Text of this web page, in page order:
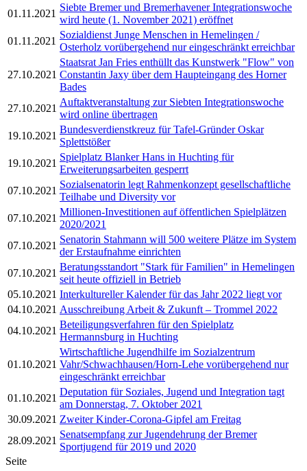
01.11.2021
Siebte Bremer und Bremerhavener Integrationswoche
wird heute (1. November 2021) eröffnet
01.11.2021
Sozialdienst Junge Menschen in Hemelingen /
Osterholz vorübergehend nur eingeschränkt erreichbar
27.10.2021
Staatsrat Jan Fries enthüllt das Kunstwerk "Flow" von
Constantin Jaxy über dem Haupteingang des Horner
Bades
27.10.2021
Auftaktveranstaltung zur Siebten Integrationswoche
wird online übertragen
19.10.2021
Bundesverdienstkreuz für Tafel-Gründer Oskar
Splettstößer
19.10.2021
Spielplatz Blanker Hans in Huchting für
Erweiterungsarbeiten gesperrt
07.10.2021
Sozialsenatorin legt Rahmenkonzept gesellschaftliche
Teilhabe und Diversity vor
07.10.2021
Millionen-Investitionen auf öffentlichen Spielplätzen
2020/2021
07.10.2021
Senatorin Stahmann will 500 weitere Plätze im System
der Erstaufnahme einrichten
07.10.2021
Beratungsstandort "Stark für Familien" in Hemelingen
seit heute offiziell in Betrieb
05.10.2021 Interkultureller Kalender für das Jahr 2022 liegt vor
04.10.2021 Ausschreibung Arbeit & Zukunft – Trommel 2022
04.10.2021
Beteiligungsverfahren für den Spielplatz
Hermannsburg in Huchting
01.10.2021
Wirtschaftliche Jugendhilfe im Sozialzentrum
Vahr/Schwachhausen/Horn-Lehe vorübergehend nur
eingeschränkt erreichbar
01.10.2021
Deputation für Soziales, Jugend und Integration tagt
am Donnerstag, 7. Oktober 2021
30.09.2021 Zweiter Kinder-Corona-Gipfel am Freitag
28.09.2021
Senatsempfang zur Jugendehrung der Bremer
Sportjugend für 2019 und 2020
Seite